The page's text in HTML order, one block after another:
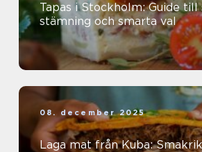
Tapas i Stockholm: Guide till
stämning och smarta val
08. december 2025
Laga mat från Kuba: